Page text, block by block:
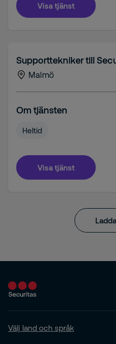
Visa tjänst
Supporttekniker till
Malmö
Om tjänsten
Heltid
Visa tjänst
Välj land och språk